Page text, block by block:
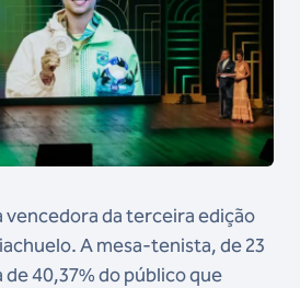
vencedora da terceira edição
A mesa-tenista, de 23
40,37% do público que